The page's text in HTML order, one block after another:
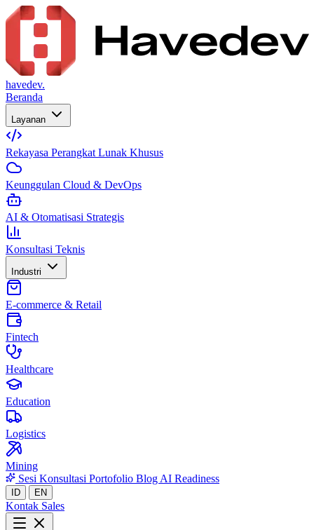
havedev.
Beranda
Layanan
Rekayasa Perangkat Lunak Khusus
Keunggulan Cloud & DevOps
AI & Otomatisasi Strategis
Konsultasi Teknis
Industri
E-commerce & Retail
Fintech
Healthcare
Education
Logistics
Mining
Sesi Konsultasi Portofolio Blog AI Readiness
ID EN
Kontak Sales